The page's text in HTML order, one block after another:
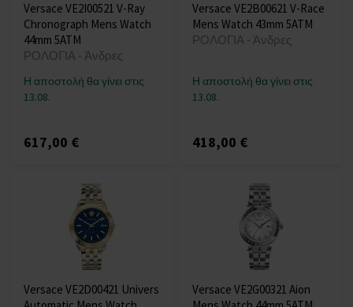
Versace VE2I00521 V-Ray
Chronograph Mens Watch
44mm 5ATM
ΡΟΛΟΓΙΑ - Άνδρες
Η αποστολή θα γίνει στις
13.08.
617,00 €
Versace VE2B00621 V-Race
Mens Watch 43mm 5ATM
ΡΟΛΟΓΙΑ - Άνδρες
Η αποστολή θα γίνει στις
13.08.
418,00 €
Versace VE2D00421 Univers
Versace VE2G00321 Aion